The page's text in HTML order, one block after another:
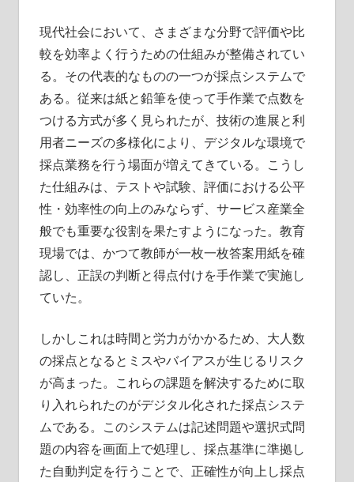
現代社会において、さまざまな分野で評価や比
較を効率よく行うための仕組みが整備されてい
る。 その代表的なものの一つが採点システムで
ある。従来は紙と鉛筆を使って手作業で点数を
つける方式が多く見られたが、技術の進展と利
用者ニーズの多様化により、デジタルな環境で
採点業務を行う場面が増えてきている。こうし
た仕組みは、テストや試験、評価における公平
性・効率性の向上のみならず、サービス産業全
般でも重要な役割を果たすようになった。教育
現場では、かつて教師が一枚一枚答案用紙を確
認し、正誤の判断と得点付けを手作業で実施し
ていた。
しかしこれは時間と労力がかかるため、大人数
の採点となるとミスやバイアスが生じるリスク
が高まった。これらの課題を解決するために取
り入れられたのがデジタル化された採点システ
ムである。このシステムは記述問題や選択式問
題の内容を画面上で処理し、採点基準に準拠し
た自動判定を行うことで、正確性が向上し採点